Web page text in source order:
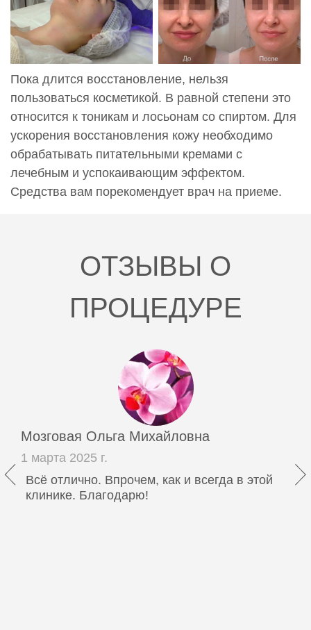
Пока длится восстановление, нельзя
пользоваться косметикой. В равной степени это
относится к тоникам и лосьонам со спиртом. Для
ускорения восстановления кожу необходимо
обрабатывать питательными кремами с
лечебным и успокаивающим эффектом.
Средства вам порекомендует врач на приеме.
ОТЗЫВЫ О
ПРОЦЕДУРЕ
Мозговая Ольга Михайловна
1 марта 2025 г.
Всё отлично. Впрочем, как и всегда в этой
клинике. Благодарю!